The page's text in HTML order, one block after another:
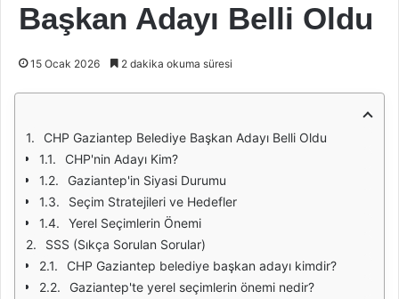
Başkan Adayı Belli Oldu
15 Ocak 2026 2 dakika okuma süresi
CHP Gaziantep Belediye Başkan Adayı Belli Oldu
CHP'nin Adayı Kim?
Gaziantep'in Siyasi Durumu
Seçim Stratejileri ve Hedefler
Yerel Seçimlerin Önemi
SSS (Sıkça Sorulan Sorular)
CHP Gaziantep belediye başkan adayı kimdir?
Gaziantep'te yerel seçimlerin önemi nedir?